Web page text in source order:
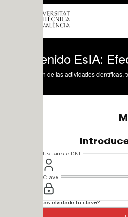
EsIA: Efectos,
de las actividades científicas, tecnológicas y